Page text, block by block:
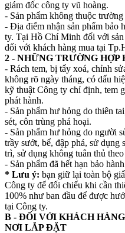
giám đốc công ty vũ hoàng.
- Sản phẩm không thuộc
- Địa điểm nhận sản phẩm bảo
ty. Tại Hồ Chí Minh đối với
đối với khách hàng mua tại
2 - NHỮNG TRƯỜNG
- Rách tem, bị tẩy xoá, chỉnh
không rõ ngày tháng, có dấu
kỹ thuật Công ty chỉ định, tem
phát hành.
- Sản phẩm hư hỏng do thiên
sét, côn trùng phá hoại.
- Sản phẩm hư hỏng do người
trầy sướt, bể, đập phá, sử dụng
trì, sử dụng không tuân thủ
- Sản phẩm đã hết hạn bảo
* Lưu ý: bạn giữ lại toàn bộ
Công ty để đối chiếu khi cần
100% như ban đầu để được
tại Công ty.
B - ĐỐI VỚI KHÁCH
NƠI LẮP ĐẶT